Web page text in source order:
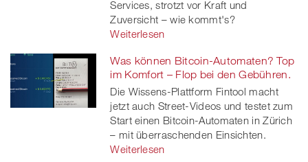
Services, strotzt vor Kraft und
Zuversicht – wie kommt's?
Weiterlesen
Was können Bitcoin-Automaten? Top
im Komfort – Flop bei den Gebühren.
Die Wissens-Plattform Fintool macht
jetzt auch Street-Videos und testet zum
Start einen Bitcoin-Automaten in Zürich
– mit überraschenden Einsichten.
Weiterlesen